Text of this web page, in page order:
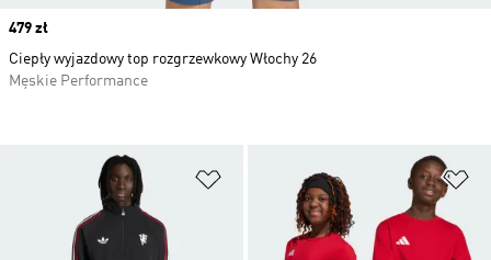
Dodaj do listy życzeń
Price
479 zł
Ciepły wyjazdowy top rozgrzewkowy Włochy 26
Męskie Performance